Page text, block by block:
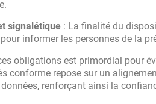
signalétique : La finalité du
informer les personnes de la
obligations est primordial pour
conforme repose sur un
renforçant ainsi la